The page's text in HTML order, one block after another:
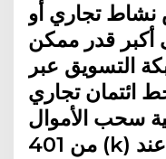
تجاري أو
قدر ممكن
التسويق عبر
ائتمان تجاري
سحب الأموال
من 401 (k) عند